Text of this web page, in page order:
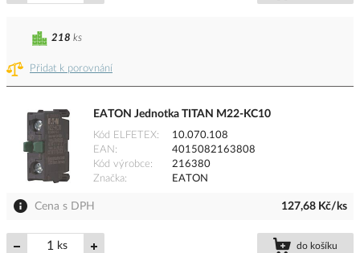
Přidat k porovnání
218 ks
EATON Jednotka TITAN M22-KC10
Kód ELFETEX
10.070.108
EAN
4015082163808
Kód výrobce
216380
Značka
EATON
Cena s DPH 127,68 Kč/ks
ks do košíku